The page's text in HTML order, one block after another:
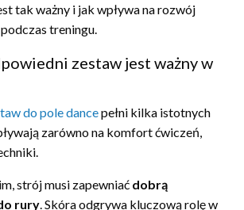
tak ważny i jak wpływa na rozwój
treningu.
zestaw jest ważny w
do pole dancepełni kilka istotnych
zarówno na komfort ćwiczeń,
strój musi zapewniać dobrą
rury . Skóra odgrywa kluczową rolę w